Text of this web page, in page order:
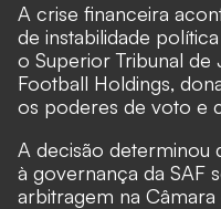
A crise financeira
de instabilidade
o Superior Tribunal de
Football Holdings,
os poderes de voto e
A decisão determinou
à governança da SAF
arbitragem na Câmara